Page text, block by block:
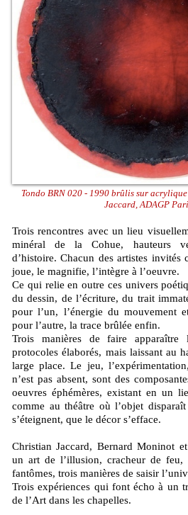
Tondo BRN 020 - 1990 brûlis sur
Jaccard, ADAGP
Trois rencontres avec un lieu visuellement fort : le long vaisseau
minéral de la Cohue, hauteurs
d’histoire. Chacun des artistes invités
joue, le magnifie, l’intègre à l’oeuvre.
Ce qui relie en outre ces univers
du dessin, de l’écriture, du trait
pour l’un, l’énergie du mouvement
pour l’autre, la trace brûlée enfin.
Trois manières de faire
protocoles élaborés, mais laissant au
large place. Le jeu,
n’est pas absent, sont des
oeuvres éphémères, existant en un
comme au théâtre où l’objet
s’éteignent, que le décor s’efface.
Christian Jaccard, Bernard Moninot
un art de l’illusion, cracheur de feu,
fantômes, trois manières de saisir
Trois expériences qui font écho à un
de l’Art dans les chapelles.